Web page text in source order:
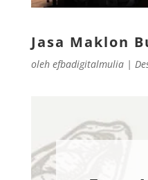
Jasa Maklon
oleh efbadigitalmulia|